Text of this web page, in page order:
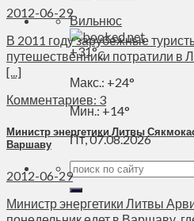
Вильнюс
+31°C
Макс.: +24°
Мин.:+14°
Пт, 07.08.2026
2012-06-29
В 2011 году зарубежные
путешественники потратили в
[...]
Комментариев: 3
Министр энергетики Литвы
Варшаву
2012-06-29
Министр энергетики Литвы